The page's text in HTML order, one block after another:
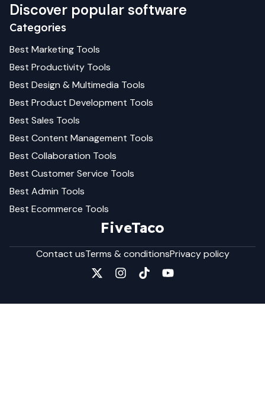
Discover popular software
Categories
Best Marketing Tools
Best Productivity Tools
Best Design & Multimedia Tools
Best Product Development Tools
Best Sales Tools
Best Content Management Tools
Best Collaboration Tools
Best Customer Service Tools
Best Admin Tools
Best Ecommerce Tools
FiveTaco
Contact usTerms & conditionsPrivacy policy